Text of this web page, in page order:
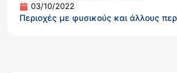
03/10/2022
Περιοχές με φυσικούς και άλλους